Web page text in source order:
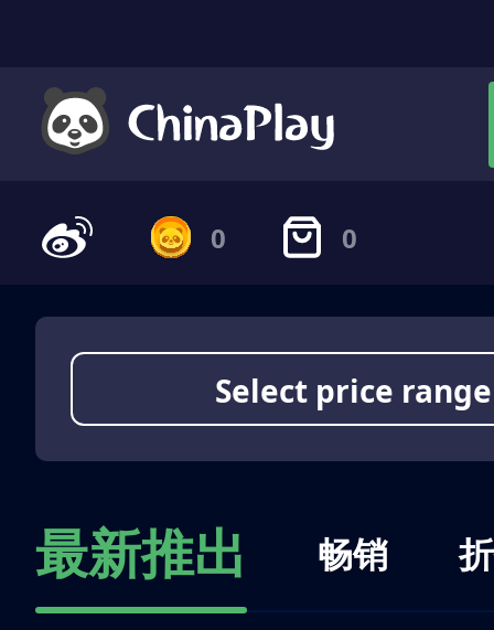
0 0
Select price range
最新推出 畅销